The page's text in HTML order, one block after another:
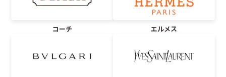
コーチ エルメス